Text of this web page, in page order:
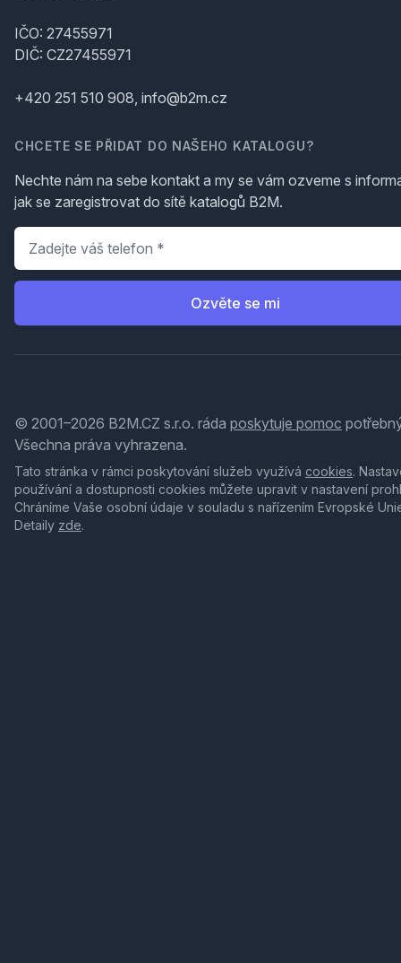
IČO: 27455971
DIČ: CZ27455971
+420 251 510 908, info@b2m.cz
CHCETE SE PŘIDAT DO NAŠEHO KATALOGU?
Nechte nám na sebe kontakt a my se vám ozveme s
jak se zaregistrovat do sítě katalogů B2M.
Telefon
Ozvěte se mi
© 2001–2026 B2M.CZ s.r.o. ráda poskytuje pomoc
Všechna práva vyhrazena.
Tato stránka v rámci poskytování služeb využívá cookies.
používání a dostupnosti cookies můžete upravit v nastavení
Chráníme Vaše osobní údaje v souladu s nařízením Evropské
Detaily zde.